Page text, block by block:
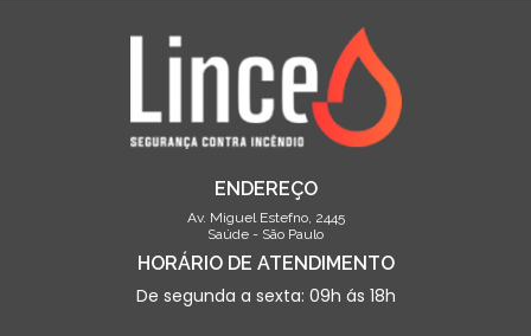
ENDEREÇO
Av. Miguel Estefno, 2445
Saúde - São Paulo
HORÁRIO DE ATENDIMENTO
De segunda a sexta: 09h ás 18h